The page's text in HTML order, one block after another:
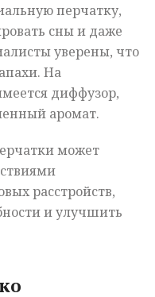
перчатку,
сны и даже
уверены, что
На
диффузор,
аромат.
может
расстройств,
и улучшить